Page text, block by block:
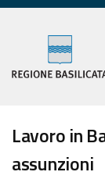
Lavoro in
assunzioni